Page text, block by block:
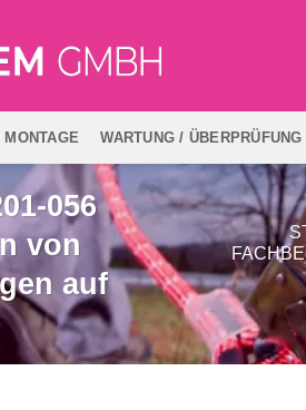
MONTAGE WARTUNG / ÜBERPRÜFUNG
056
von
auf